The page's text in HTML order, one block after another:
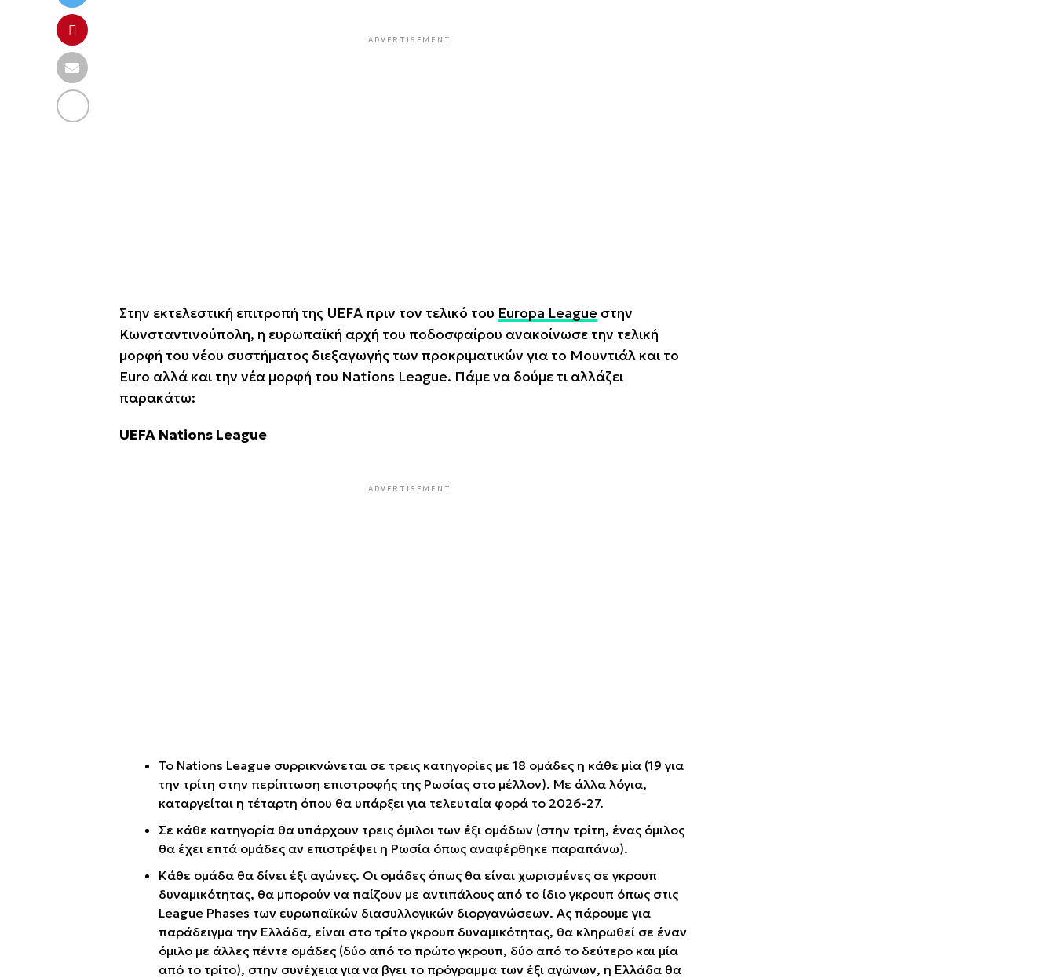
ADVERTISEMENT
Στην εκτελεστική επιτροπή της UEFA πριν τον τελικό του Europa League στην
Κωνσταντινούπολη, η ευρωπαϊκή αρχή του ποδοσφαίρου ανακοίνωσε την τελική
μορφή του νέου συστήματος διεξαγωγής των προκριματικών για το Μουντιάλ και το
Euro αλλά και την νέα μορφή του Nations League. Πάμε να δούμε τι αλλάζει
παρακάτω:
UEFA Nations League
ADVERTISEMENT
Το Nations League συρρικνώνεται σε τρεις κατηγορίες με 18 ομάδες η κάθε μία (19 για
την τρίτη στην περίπτωση επιστροφής της Ρωσίας στο μέλλον). Με άλλα λόγια,
καταργείται η τέταρτη όπου θα υπάρξει για τελευταία φορά το 2026-27.
Σε κάθε κατηγορία θα υπάρχουν τρεις όμιλοι των έξι ομάδων (στην τρίτη, ένας όμιλος
θα έχει επτά ομάδες αν επιστρέψει η Ρωσία όπως αναφέρθηκε παραπάνω).
Κάθε ομάδα θα δίνει έξι αγώνες. Οι ομάδες όπως θα είναι χωρισμένες σε γκρουπ
δυναμικότητας, θα μπορούν να παίζουν με αντιπάλους από το ίδιο γκρουπ όπως στις
League Phases των ευρωπαϊκών διασυλλογικών διοργανώσεων. Ας πάρουμε για
παράδειγμα την Ελλάδα, είναι στο τρίτο γκρουπ δυναμικότητας, θα κληρωθεί σε έναν
όμιλο με άλλες πέντε ομάδες (δύο από το πρώτο γκρουπ, δύο από το δεύτερο και μία
από το τρίτο), στην συνέχεια για να βγει το πρόγραμμα των έξι αγώνων, η Ελλάδα θα